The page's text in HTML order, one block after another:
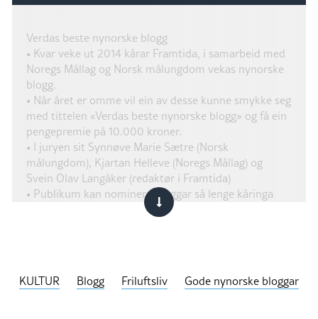
Verdas beste nynorske blogg
• Kvar veke ut 2014 kårar Framtida, i samarbeid med
Noregs Mållag og Norsk målungdom vekas nynorske
blogg.
• Når året er omme vil ein av desse kunne smykke seg
med tittelen «Verdas beste nynorske blogg» og få ein
pengepremie på 10.000 kroner.
• I juryen sit Synnøve Marie Sætre (Norsk
målungdom), Kjartan Helleve (Noregs Mållag) og
Svein Olav Langåker (redaktør i Framtida)
• Publikum kan nominere bloggar så lenge kåringa
KULTUR Blogg Friluftsliv Gode nynorske bloggar